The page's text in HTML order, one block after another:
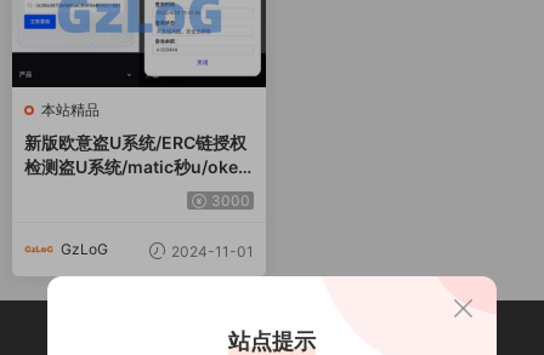
本站精品
新版欧意盗U系统/ERC链授权
检测盗U系统/matic秒u/oke
3000
GzLoG 2024-11-01
站点提示